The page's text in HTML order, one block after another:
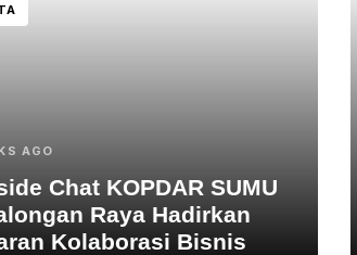
AGO
Chat KOPDAR SUMU
Raya Hadirkan
Kolaborasi Bisnis